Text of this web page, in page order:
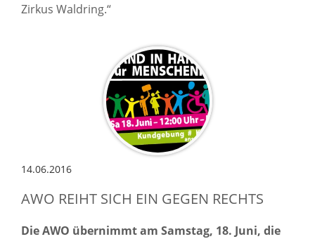
Zirkus Waldring.“
14.06.2016
AWO REIHT SICH EIN GEGEN RECHTS
Die AWO übernimmt am Samstag, 18. Juni, die